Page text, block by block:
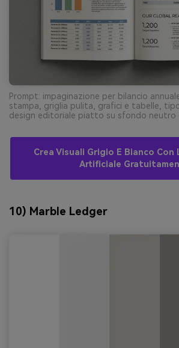
Prompt: impaginazione per bilancio
stampa, griglia pulita, grafici e tabelle,
design editoriale piatto su sfondo neutro
Crea Visuali Grigio E Bianco
Artificiale
10) Marble Ledger